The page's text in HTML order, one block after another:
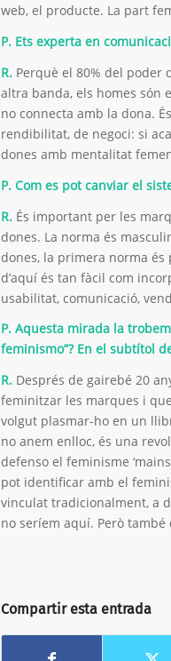
web, el producte. La part
P. Ets experta en
R. Perquè el 80% del poder
altra banda, els homes són
no connecta amb la dona.
rendibilitat, de negoci: si
dones amb mentalitat
P. Com es pot canviar el
R. És important per les
dones. La norma és
dones, la primera norma
d’aquí és tan fàcil com
usabilitat, comunicació,
P. Aquesta mirada la
feminismo”? En el subtítol
R. Després de gairebé 20
feminitzar les marques i
volgut plasmar-ho en un
no anem enlloc, és una
defenso el feminisme
pot identificar amb el
vinculat tradicionalment, a
no seríem aquí. Però
Compartir esta entrada